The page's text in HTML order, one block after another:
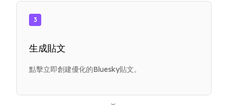
3
生成貼文
點擊立即創建優化的Bluesky貼文。